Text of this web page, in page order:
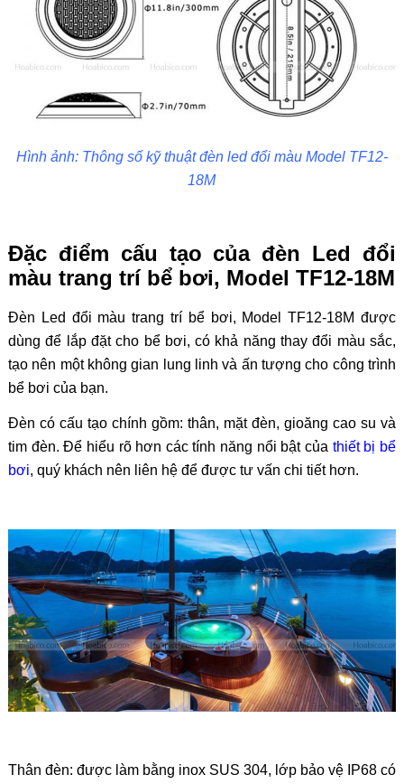
Hình ảnh: Thông số kỹ thuật đèn led đổi màu Model TF12-
18M
Đặc điểm cấu tạo của đèn Led đổi
màu trang trí bể bơi, Model TF12-18M
Đèn
Led đổi màu trang trí bể bơi, Model TF12-18M được
dùng để lắp đặt cho bể bơi, có khả năng thay đổi màu sắc,
tạo nên một không gian lung linh và ấn tượng cho công trình
bể bơi của bạn.
Đèn có cấu tạo chính gồm: thân, mặt đèn, gioăng cao su và
tim đèn. Để hiểu rõ hơn các tính năng nổi bật của thiết bị bể
bơi, quý khách nên liên hệ để được tư vấn chi tiết hơn.
Thân đèn: được làm bằng inox SUS 304, lớp bảo vệ IP68 có